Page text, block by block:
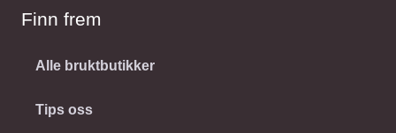
Finn frem
Alle bruktbutikker
Tips oss